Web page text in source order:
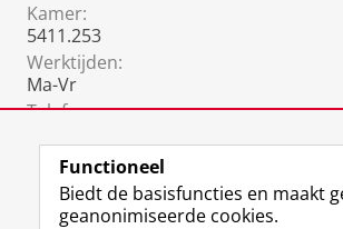
Kamer:
5411.253
Werktijden:
Ma-Vr
Telefoon:
Functioneel
Biedt de basisfuncties en maakt
geanonimiseerde cookies.